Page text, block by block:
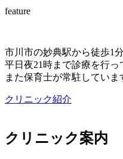
feature
市川市の妙典駅から徒歩1
平日夜21時まで診療を行っ
また保育士が常駐してい
クリニック紹介
クリニック案内